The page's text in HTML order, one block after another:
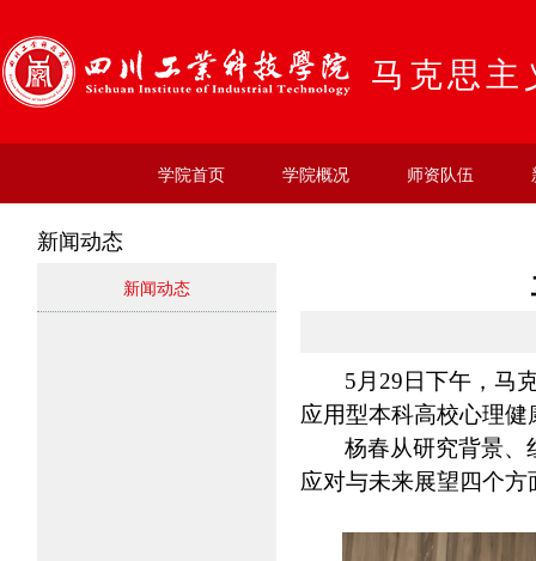
马克思主
学院首页 学院概况 师资队伍
新闻动态
新闻动态
5月29日下午，马
应用型本科高校心理
杨春从研究背景、
应对与未来展望四个